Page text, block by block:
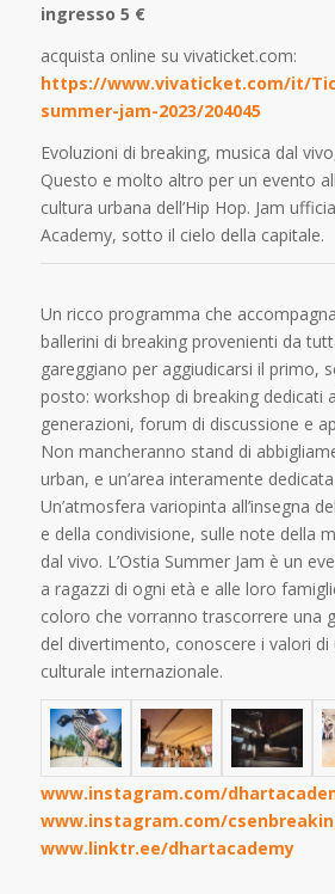
ingresso 5 €
acquista online su vivaticket.com:
https://www.vivaticket.com/it/
summer-jam-2023/204045
Evoluzioni di breaking, musica dal
Questo e molto altro per un evento
cultura urbana dell’Hip Hop. Jam
Academy, sotto il cielo della capitale.
Un ricco programma che
ballerini di breaking provenienti da
gareggiano per aggiudicarsi il primo,
posto: workshop di breaking dedicati
generazioni, forum di discussione e
Non mancheranno stand di
urban, e un’area interamente
Un’atmosfera variopinta all’insegna
e della condivisione, sulle note della
dal vivo. L’Ostia Summer Jam è un
a ragazzi di ogni età e alle loro
coloro che vorranno trascorrere una
del divertimento, conoscere i valori
culturale internazionale.
www.instagram.com/
www.instagram.com/
www.linktr.ee/dhartacademy